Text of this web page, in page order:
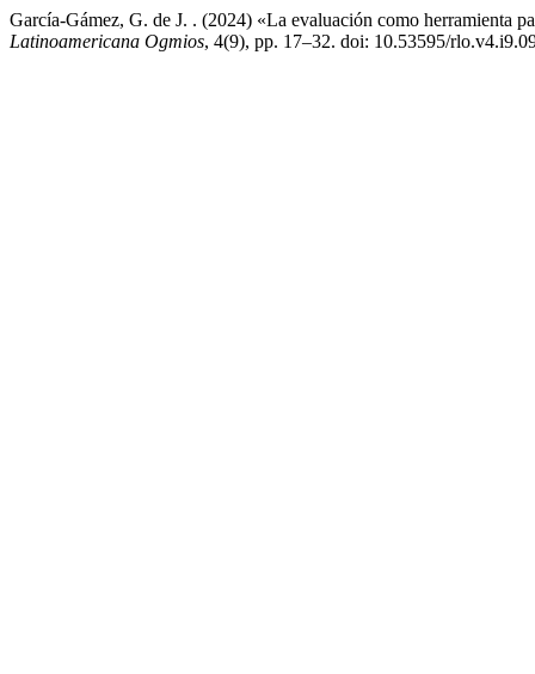
García-Gámez, G. de J. . (2024) «La evaluación como herramienta
Latinoamericana Ogmios, 4(9), pp. 17–32. doi: 10.53595/